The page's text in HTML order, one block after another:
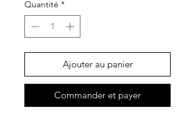
Quantité *
Ajouter au panier
Commander et payer